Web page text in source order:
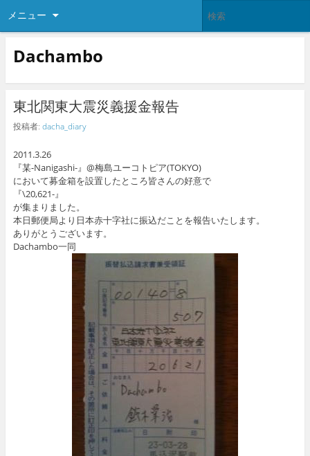
メニュー
Dachambo
東北関東大震災義援金報告
投稿者: dacha_diary
2011.3.26
『某-Nanigashi-』@梅島ユーコトピア(TOKYO)
において募金箱を設置したところ皆さんの好意で
『\20,621-』
が集まりました。
本日郵便局より日本赤十字社に振込だことを報告いたします。
ありがとうございます。
Dachambo一同